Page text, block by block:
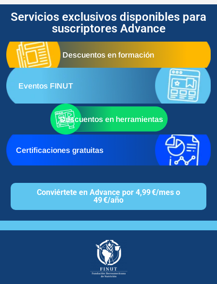
Servicios exclusivos disponibles para
suscriptores Advance
Descuentos en formación
Eventos FINUT
Descuentos en herramientas
Certificaciones gratuitas
Conviértete en Advance por 4,99 €/mes o
49 €/año